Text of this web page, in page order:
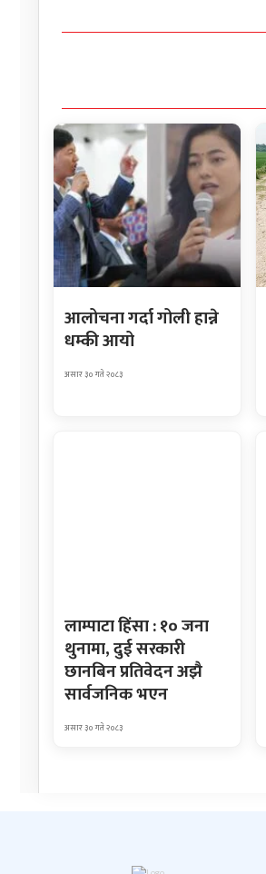
आलोचना गर्दा गोली हान्ने
धम्की आयो
असार ३० गते २०८३
लाम्पाटा हिंसा : १० जना
थुनामा, दुई सरकारी
छानबिन प्रतिवेदन अझै
सार्वजनिक भएन
असार ३० गते २०८३